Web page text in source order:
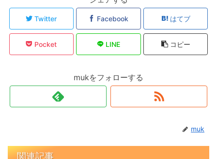
Twitter Facebook はてブ
Pocket LINE コピー
mukをフォローする
muk
関連記事